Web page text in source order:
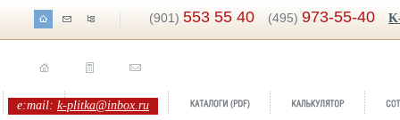
(901) 553 55 40 (495) 973-55-40
e:mail: k-plitka@inbox.ru